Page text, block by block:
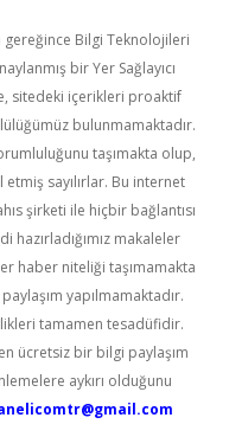
gereğince Bilgi Teknolojileri
bir Yer Sağlayıcı
sitedeki içerikleri proaktif
bulunmamaktadır.
taşımakta olup,
sayılırlar. Bu internet
şirketi ile hiçbir bağlantısı
hazırladığımız makaleler
haber niteliği taşımamakta
yapılmamaktadır.
tamamen tesadüfidir.
ücretsiz bir bilgi paylaşım
aykırı olduğunu